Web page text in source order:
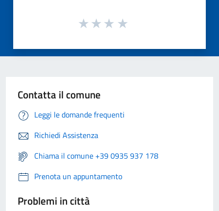
Contatta il comune
Leggi le domande frequenti
Richiedi Assistenza
Chiama il comune +39 0935 937 178
Prenota un appuntamento
Problemi in città